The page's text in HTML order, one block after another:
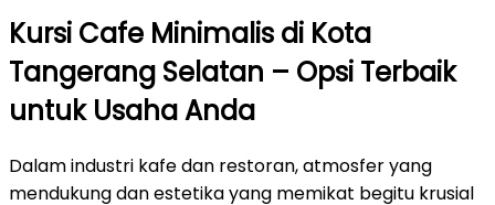
Kursi Cafe Minimalis di Kota
Tangerang Selatan – Opsi Terbaik
untuk Usaha Anda
Dalam industri kafe dan restoran, atmosfer yang
mendukung dan estetika yang memikat begitu krusial